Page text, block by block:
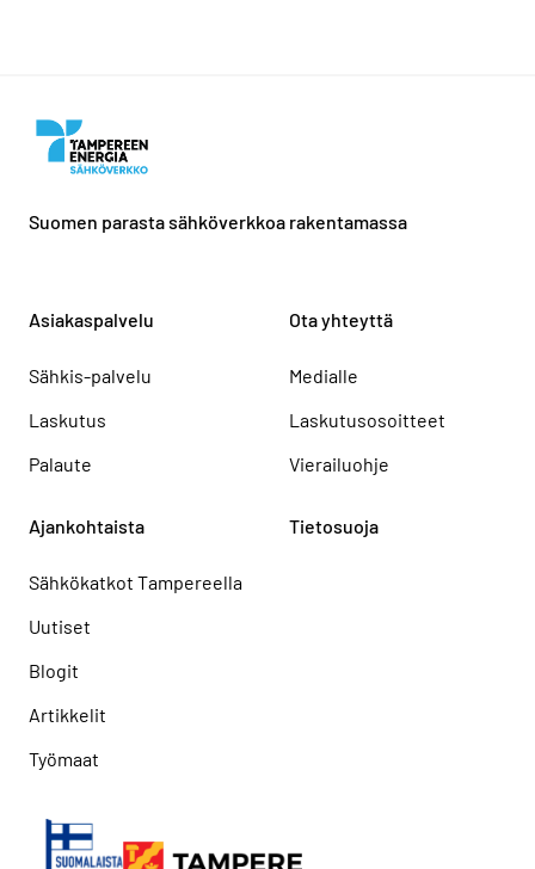
Suomen parasta sähköverkkoa rakentamassa
Asiakaspalvelu
Sähkis-palvelu
Laskutus
Palaute
Ota yhteyttä
Medialle
Laskutusosoitteet
Vierailuohje
Ajankohtaista
Sähkökatkot Tampereella
Uutiset
Blogit
Artikkelit
Työmaat
Tietosuoja